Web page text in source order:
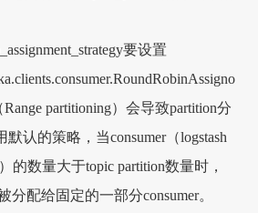
要设置
partitioning）会导致partition分
认的策略，当consumer（logstash
的数量大于topic partition数量时，
分配给固定的一部分consumer。